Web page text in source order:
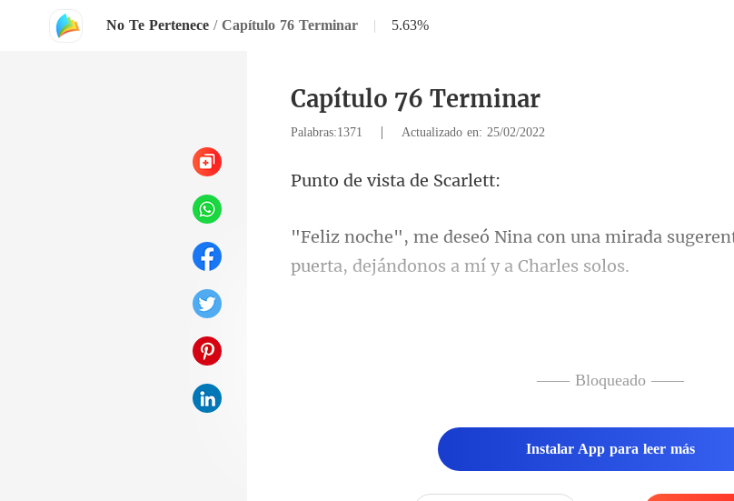
No Te Pertenece / Capítulo 76 Terminar | 5.63%
Capítulo 76 Terminar
Palabras:1371 | Actualizado en: 25/02/2022
vista de
rada
pue
—— Bloqueado ——
Instalar App para leer más